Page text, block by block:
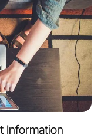
Information